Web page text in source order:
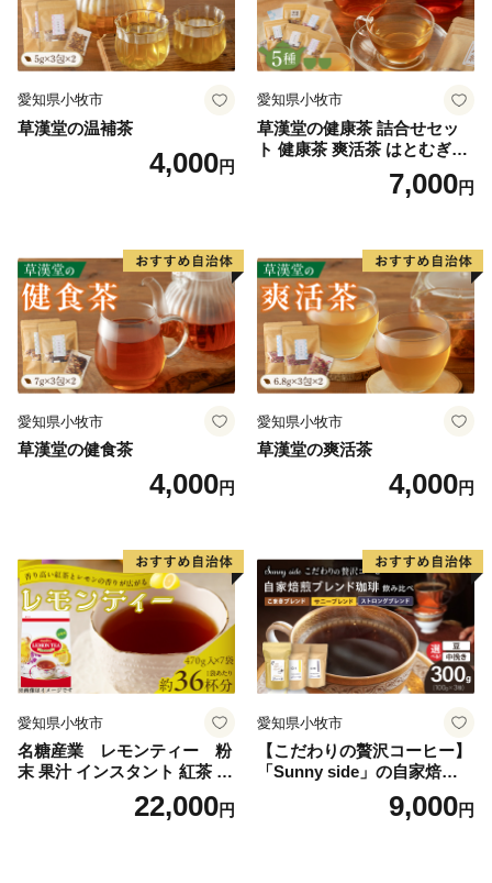
愛知県小牧市
草漢堂の温補茶
4,000円
愛知県小牧市
草漢堂の健康茶 詰合せセッ
ト 健康茶 爽活茶 はとむぎ茶
温補茶 健食茶 和漢紅茶 お茶
7,000円
愛知県小牧市
草漢堂の健食茶
4,000円
愛知県小牧市
草漢堂の爽活茶
4,000円
愛知県小牧市
名糖産業 レモンティー 粉
末 果汁 インスタント 紅茶 ビ
タミンC 袋 ロングセラー 粉
末飲料 粉末茶 簡単 手軽 ホッ
22,000円
愛知県小牧市
【こだわりの贅沢コーヒー】
「Sunny side」の自家焙煎珈
琲ブレンド珈琲飲み比べセッ
9,000円